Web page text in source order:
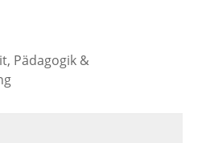
Pädagogik &